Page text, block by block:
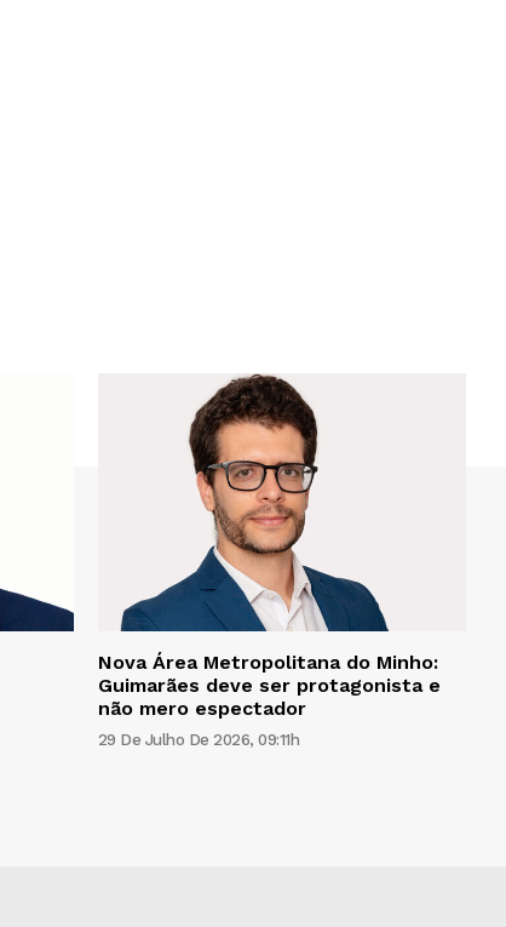
Nova Área Metropolitana do Minho:
Guimarães deve ser protagonista e
não mero espectador
29 De Julho De 2026, 09:11h